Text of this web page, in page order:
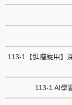
113-1【進階應用】
113-1 AI學